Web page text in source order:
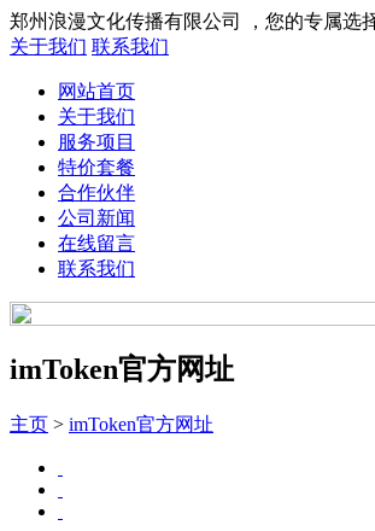
郑州浪漫文化传播有限公司 ，您的专属选
关于我们 联系我们
网站首页
关于我们
服务项目
特价套餐
合作伙伴
公司新闻
在线留言
联系我们
imToken官方网址
主页 > imToken官方网址